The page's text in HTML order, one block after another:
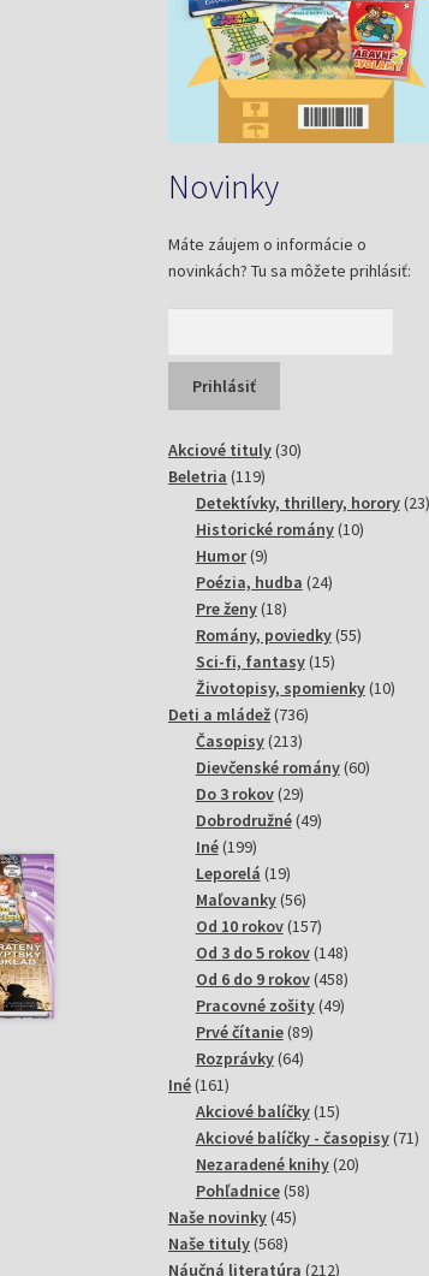
Novinky
Máte záujem o informácie o
novinkách? Tu sa môžete prihlásiť:
Akciové tituly 3030
Beletria 119119
produktov
Detektívky, thrillery, horory 2323
Historické romány 1010
Humor 99
produktov
Poézia, hudba 2424
Pre ženy 1818
produktov
Romány, poviedky 5555
Sci-fi, fantasy 1515
produktov
Životopisy, spomienky 1010
Deti a mládež 736736
Časopisy 213213
produktov
Dievčenské romány 6060
Do 3 rokov 2929
produktov
Dobrodružné 4949
Iné 199199
produktov
Leporelá 1919
produktov
Maľovanky 5656
produktov
Od 10 rokov 157157
produktov
Od 3 do 5 rokov 148148
produktov
Od 6 do 9 rokov 458458
produktov
Pracovné zošity 4949
Prvé čítanie 8989
Rozprávky 6464
Iné 161161
produktov
Akciové balíčky 1515
produktov
Akciové balíčky - časopisy 7171
Nezaradené knihy 2020
Pohľadnice 5858
Naše novinky 4545
Naše tituly 568568
produktov
Náučná literatúra 212212